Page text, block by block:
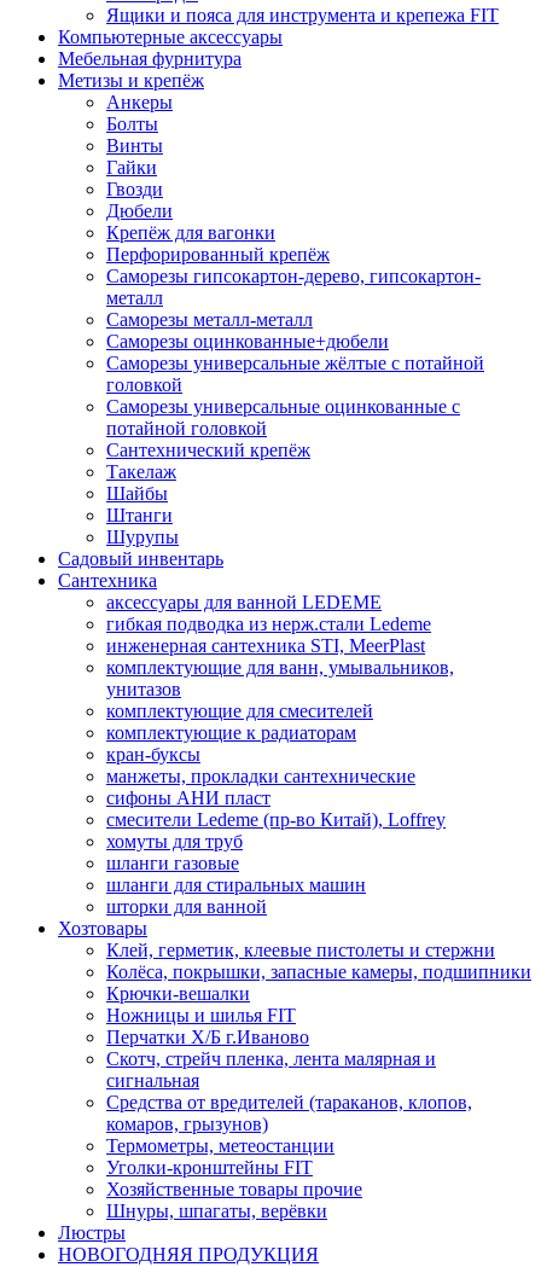
Ящики и пояса для инструмента и крепежа FIT
Компьютерные аксессуары
Мебельная фурнитура
Метизы и крепёж
Анкеры
Болты
Винты
Гайки
Гвозди
Дюбели
Крепёж для вагонки
Перфорированный крепёж
Саморезы гипсокартон-дерево, гипсокартон-
металл
Саморезы металл-металл
Саморезы оцинкованные+дюбели
Саморезы универсальные жёлтые с потайной
головкой
Саморезы универсальные оцинкованные с
потайной головкой
Сантехнический крепёж
Такелаж
Шайбы
Штанги
Шурупы
Садовый инвентарь
Сантехника
аксессуары для ванной LEDEME
гибкая подводка из нерж.стали Ledeme
инженерная сантехника STI, MeerPlast
комплектующие для ванн, умывальников,
унитазов
комплектующие для смесителей
комплектующие к радиаторам
кран-буксы
манжеты, прокладки сантехнические
сифоны АНИ пласт
смесители Ledeme (пр-во Китай), Loffrey
хомуты для труб
шланги газовые
шланги для стиральных машин
шторки для ванной
Хозтовары
Клей, герметик, клеевые пистолеты и стержни
Колёса, покрышки, запасные камеры, подшипники
Крючки-вешалки
Ножницы и шилья FIT
Перчатки Х/Б г.Иваново
Скотч, стрейч пленка, лента малярная и
сигнальная
Средства от вредителей (тараканов, клопов,
комаров, грызунов)
Термометры, метеостанции
Уголки-кронштейны FIT
Хозяйственные товары прочие
Шнуры, шпагаты, верёвки
Люстры
НОВОГОДНЯЯ ПРОДУКЦИЯ